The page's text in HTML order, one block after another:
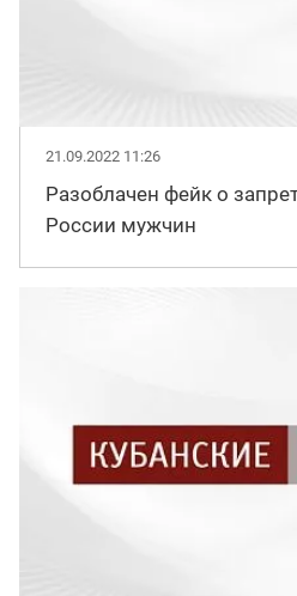
21.09.2022 11:26
Разоблачен фейк о
России мужчин